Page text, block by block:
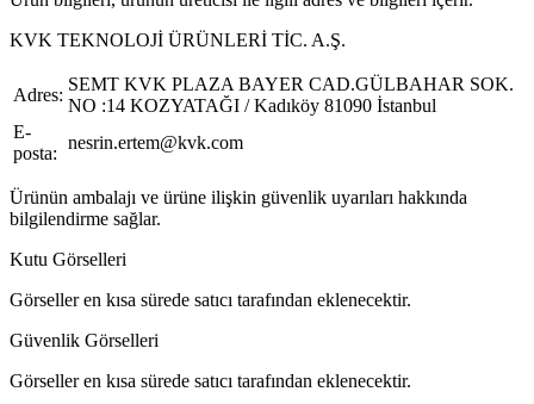
KVK TEKNOLOJİ ÜRÜNLERİ TİC. A.Ş.
Adres:
SEMT KVK PLAZA BAYER CAD.GÜLBAHAR SOK.
NO :14 KOZYATAĞI / Kadıköy 81090 İstanbul
E-
posta:
nesrin.ertem@kvk.com
Ürünün ambalajı ve ürüne ilişkin güvenlik uyarıları hakkında
bilgilendirme sağlar.
Kutu Görselleri
Görseller en kısa sürede satıcı tarafından eklenecektir.
Güvenlik Görselleri
Görseller en kısa sürede satıcı tarafından eklenecektir.